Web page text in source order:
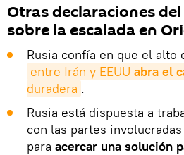
Otras declaraciones
sobre la escalada en
Rusia confía en que el alto
entre Irán y EEUU abra el
duradera .
Rusia está dispuesta a
con las partes
para acercar una solución